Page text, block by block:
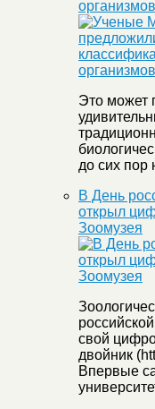
организмов
Это может
до сих пор
В День
открыл
Зоомузея
свой
двойник
Впервые